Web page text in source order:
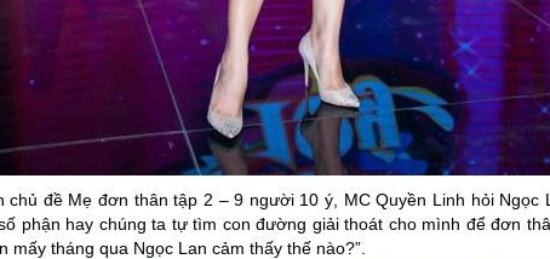
chủ đề Mẹ đơn thân tập 2 – 9 người 10 ý, MC Quyền Linh hỏi Ngọc
phận hay chúng ta tự tìm con đường giải thoát cho mình để đơn
mấy tháng qua Ngọc Lan cảm thấy thế nào?”.